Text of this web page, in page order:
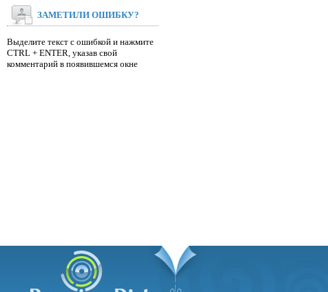
ЗАМЕТИЛИ ОШИБКУ?
Выделите текст с ошибкой и нажмите
CTRL + ENTER, указав свой
комментарий в появившемся окне